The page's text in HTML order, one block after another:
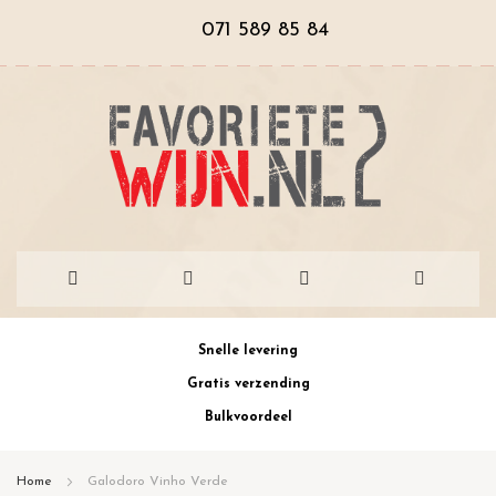
071 589 85 84
Snelle levering
Gratis verzending
Bulkvoordeel
Home Galodoro Vinho Verde